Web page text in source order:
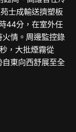
士成輸送擠塑板
44分，在室外任
情。周邊監控錄
，大批煙霧從
東向西舒展至全